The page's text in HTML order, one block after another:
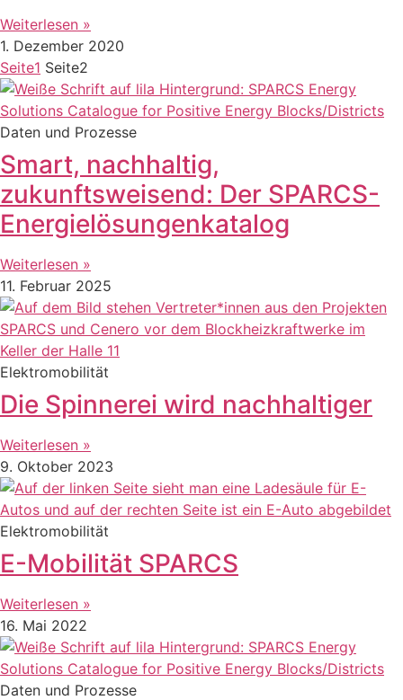
Weiterlesen »
1. Dezember 2020
Seite1 Seite2
Daten und Prozesse
Smart, nachhaltig,
zukunftsweisend: Der SPARCS-
Energielösungenkatalog
Weiterlesen »
11. Februar 2025
Elektromobilität
Die Spinnerei wird nachhaltiger
Weiterlesen »
9. Oktober 2023
Elektromobilität
E-Mobilität SPARCS
Weiterlesen »
16. Mai 2022
Daten und Prozesse